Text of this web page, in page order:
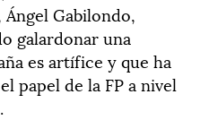
Gabilondo,
galardonar una
es artífice y que ha
papel de la FP a nivel
.